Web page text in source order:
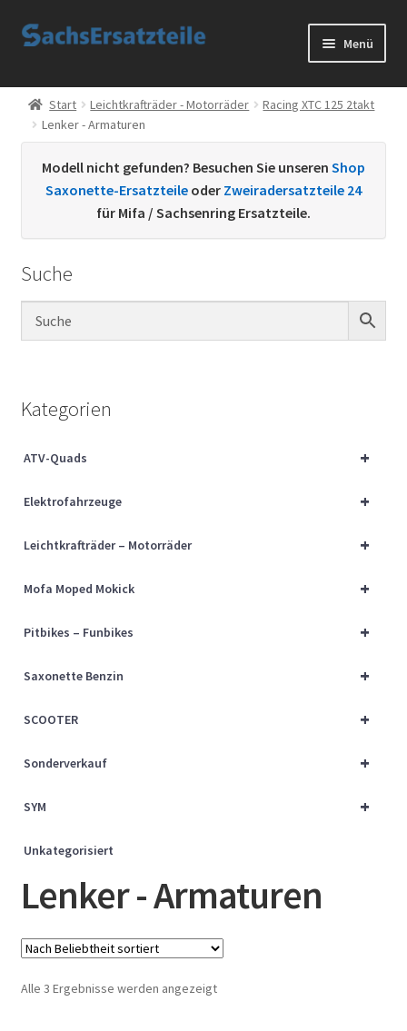
Zur
Zum
Menü
Start
AGB
Datenschutzerklärung
Kontakt
Sachs Ersatzteile
Über uns
Start Leichtkrafträder - Motorräder
Racing XTC 125 2takt
Lenker - Armaturen
Modell nicht gefunden? Besuchen Sie unseren Shop
Saxonette-Ersatzteile oder Zweiradersatzteile 24
für Mifa / Sachsenring Ersatzteile.
Suche
Kategorien
+
ATV-Quads
+
Elektrofahrzeuge
+
Leichtkrafträder – Motorräder
+
Mofa Moped Mokick
+
Pitbikes – Funbikes
+
Saxonette Benzin
+
SCOOTER
+
Sonderverkauf
+
SYM
Unkategorisiert
Lenker - Armaturen
Alle 3 Ergebnisse werden angezeigtNach